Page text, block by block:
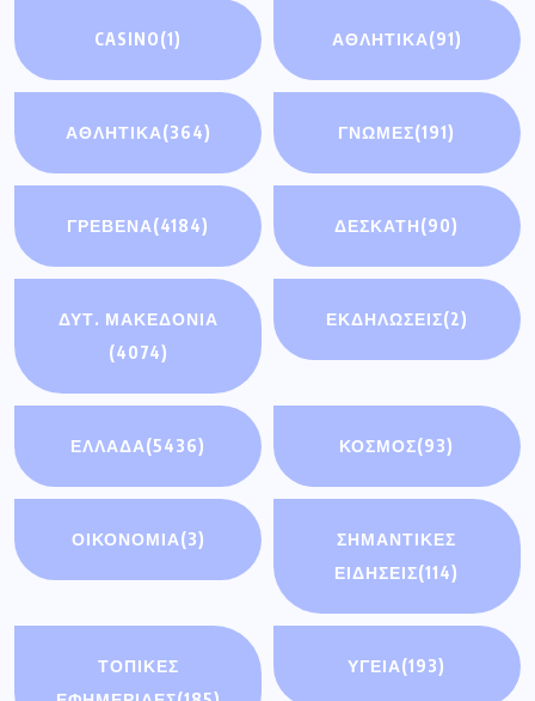
CASINO(1) ΑΘΛΗΤΙΚΆ(91)
ΑΘΛΗΤΙΚΑ(364) ΓΝΩΜΕΣ(191)
ΓΡΕΒΕΝΑ(4184) ΔΕΣΚΑΤΗ(90)
ΔΥΤ. ΜΑΚΕΔΟΝΙΑ
(4074)
ΕΚΔΗΛΩΣΕΙΣ(2)
ΕΛΛΑΔΑ(5436) ΚΟΣΜΟΣ(93)
ΟΙΚΟΝΟΜΊΑ(3)
ΣΗΜΑΝΤΙΚΈΣ
ΕΙΔΉΣΕΙΣ(114)
ΤΟΠΙΚΕΣ
ΥΓΕΙΑ(193)